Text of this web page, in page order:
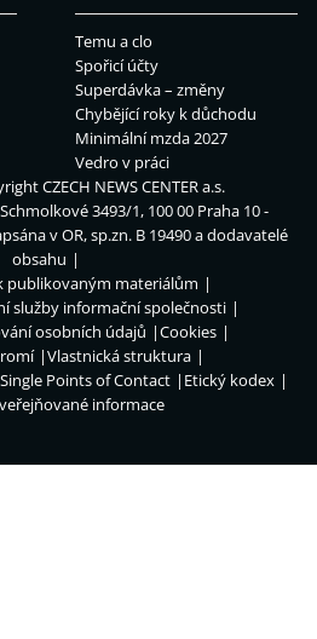
Temu a clo
Spořicí účty
Superdávka – změny
Chybějící roky k důchodu
Minimální mzda 2027
Vedro v práci
CZECH NEWS CENTER a.s.
3493/1, 100 00 Praha 10 -
v OR, sp.zn. B 19490 a dodavatelé
obsahu
publikovaným materiálům
služby informační společnosti
osobních údajů
Cookies
Vlastnická struktura
Points of Contact
Etický kodex
informace